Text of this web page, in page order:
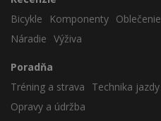
Bicykle
Komponenty Oblečenie
Náradie Výživa
Poradňa
Tréning a strava
Technika jazdy
Opravy a údržba